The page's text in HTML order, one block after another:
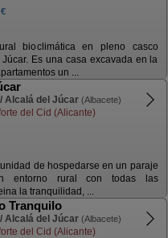
bioclimática en pleno casco
Es una casa excavada en la
un ...
Alcalá del Júcar (Albacete)
del Cid (Alicante)
de hospedarse en un paraje
entorno rural con todas las
la tranquilidad, ...
Tranquilo
Alcalá del Júcar (Albacete)
del Cid (Alicante)